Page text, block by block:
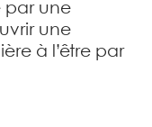
par une
une
à l’être par